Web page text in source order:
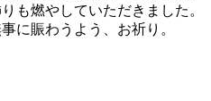
も燃やしていただきました。
に賑わうよう、お祈り。